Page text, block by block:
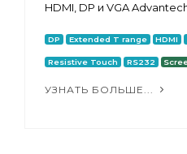
HDMI, DP и VGA
DP Extended T range HDMI
Resistive Touch RS232
УЗНАТЬ БОЛЬШЕ...